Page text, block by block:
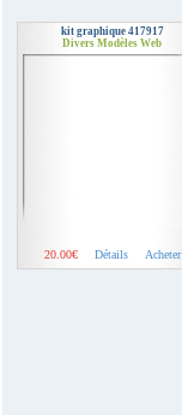
kit graphique 417917
Divers Modèles Web
20.00€ Détails Acheter